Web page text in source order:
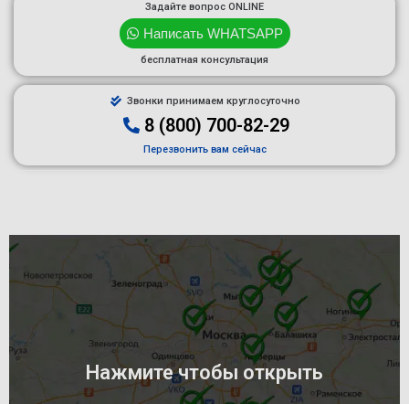
Задайте вопрос ONLINE
Написать WHATSAPP
бесплатная консультация
Звонки принимаем круглосуточно
8 (800) 700-82-29
Перезвонить вам сейчас
Нажмите чтобы открыть